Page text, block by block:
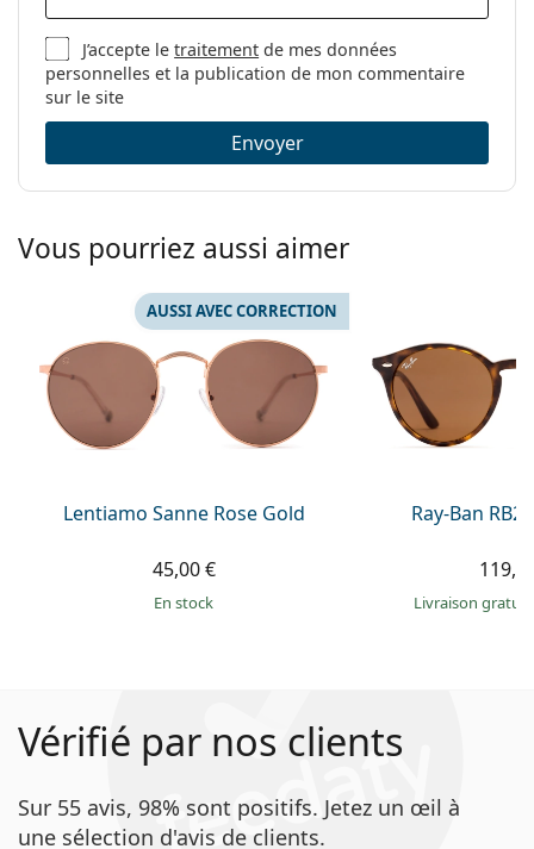
J’accepte letraitement de mes données
personnelles et la publication de mon commentaire
sur le site
Envoyer
Vous pourriez aussi aimer
Lentiamo Sanne Rose Gold
AUSSI AVEC CORRECTION
45,00 €
en stock
Ray-Ban
Livraison
Vérifié par nos clients
Sur 55 avis, 98% sont positifs. Jetez un œil à
une sélection d'avis de clients.